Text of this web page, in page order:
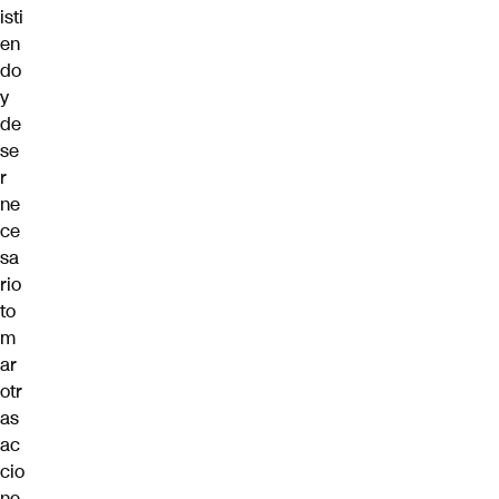
isti
en
do
y
de
se
r
ne
ce
sa
rio
to
m
ar
otr
as
ac
cio